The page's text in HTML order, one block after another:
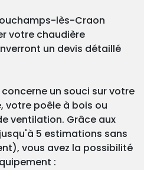
lès-Craon
votre chaudière
un devis détaillé
un souci sur votre
votre poêle à bois ou
ventilation. Grâce aux
5 estimations sans
vous avez la possibilité
: